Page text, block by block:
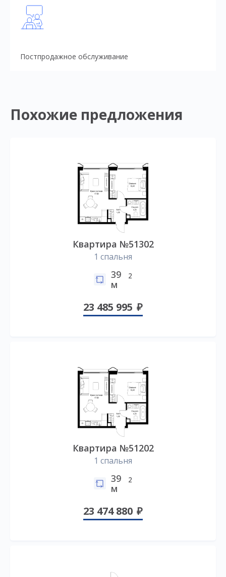
Постпродажное обслуживание
Похожие предложения
Квартира №51302
1 спальня
39
м
2
23 485 995
Квартира №51202
1 спальня
39
м
2
23 474 880